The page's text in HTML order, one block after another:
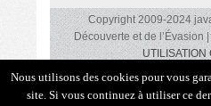
Copyright 2009-2024
Découverte et de l’Évasion |
UTILISATION
Des coups de cœurs, des
des idées de circuits, des
Nous utilisons des cookies pour vous
site. Si vous continuez à utiliser ce